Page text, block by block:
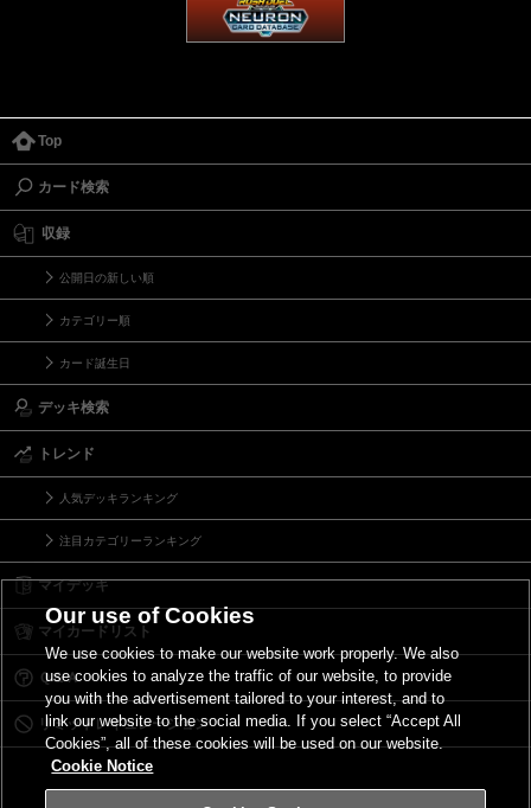
Top
カード検索
収録
公開日の新しい順
カテゴリー順
カード誕生日
デッキ検索
トレンド
人気デッキランキング
注目カテゴリーランキング
マイデッキ
マイカードリスト
Ｑ＆Ａ
リミットレギュレーション
Our use of Cookies
We use cookies to make our website work properly. We also
use cookies to analyze the traffic of our website, to provide
you with the advertisement tailored to your interest, and to
link our website to the social media. If you select “Accept All
Cookies”, all of these cookies will be used on our website.
Cookie Notice